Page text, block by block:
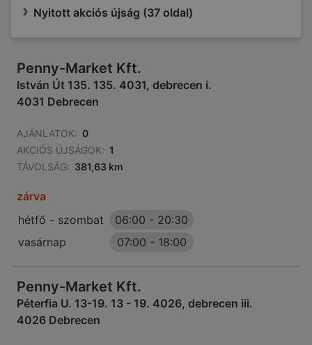
Nyitott akciós újság (37 oldal)
Penny-Market Kft.
István Út 135. 135. 4031, debrecen i.
4031 Debrecen
AJÁNLATOK: 0
AKCIÓS ÚJSÁGOK: 1
TÁVOLSÁG: 381,63 km
zárva
hétfő - szombat
06:00 - 20:30
vasárnap
07:00 - 18:00
Penny-Market Kft.
Péterfia U. 13-19. 13 - 19. 4026, debrecen iii.
4026 Debrecen